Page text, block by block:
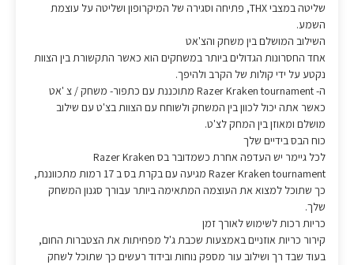
שליטה במצבי THX, פתיחה וסגירה של המיקרופון ושליטה על עוצמת
השמע.
השילוב המושלם בין משחק והצ'אט
אחד החסרונות הגדולים ביותר במשחקים הוא כאשר התקשורת בין הצוות
נקטע על ידי קולות של הקרב ולהיפך.
ה- Razer Kraken tournament מתוכננת עם כתפור- משחק / צ 'אט
כאשר אתה יכול לכוון בין המשחק ולשוחח עם הצוות בצ'ט עם שילוב
מושלם ומאוזן בין המחק לצ'ט.
כוח הבס בידיים שלך
לכל גיימר יש העדפה אחרת כשמדובר בס Razer Kraken
Razer Kraken tournament מגיעה עם בקרת בס ב 17 רמות מתכווננת,
כך שתוכל למצוא את העוצמה המתאימה ביותר עבורך סגנון המשחק
שלך.
כריות רכות לשימוש לאורך זמן
קירור כריות אוזניים באמצעות שכבת ג'ל מפחיתות את הצטברות החום,
בעוד שבד רך ושילוב עור מספק נוחות ובידוד רעשים כך שתוכל לשחק